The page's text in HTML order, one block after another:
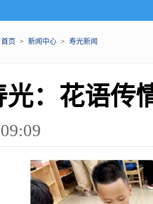
首页 > 新闻中心 > 寿光新闻
光：花语传